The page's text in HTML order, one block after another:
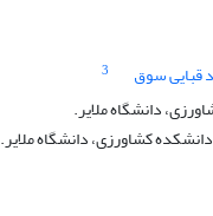
قبایی سوق
3
دانشگاه ملایر.
کشاورزی، دانشگاه ملایر.